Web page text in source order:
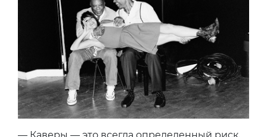
— Каверы — это всегда определенный риск.